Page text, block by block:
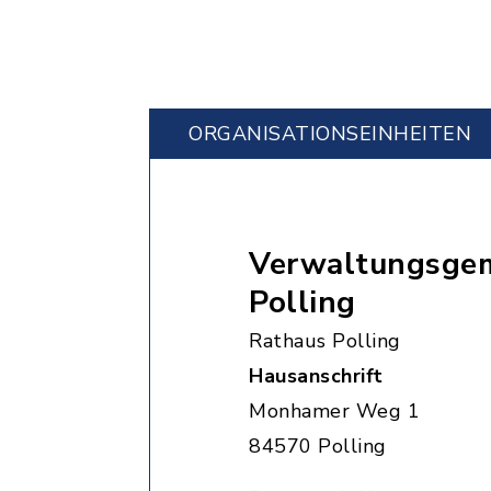
ORGANISATIONS­EINHEITEN
Polling
Rathaus Polling
Hausanschrift
Monhamer Weg 1
84570 Polling